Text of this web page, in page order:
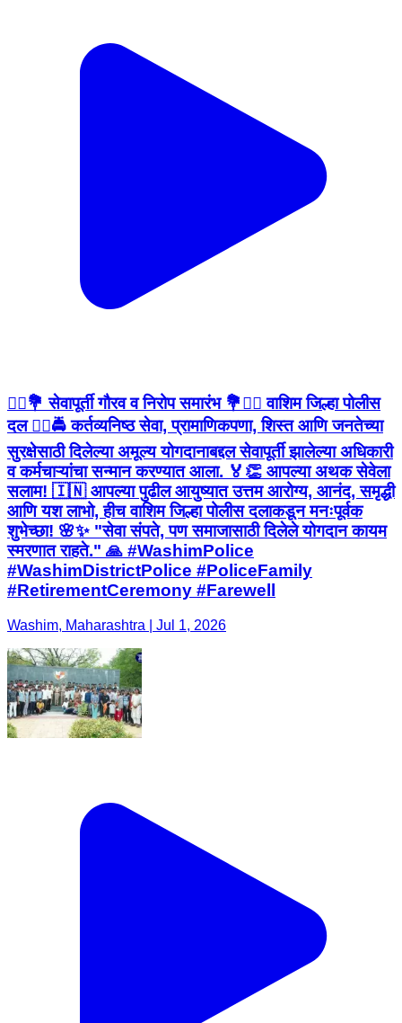
👮‍♂️💐 सेवापूर्ती गौरव व निरोप समारंभ 💐👮‍♀️ वाशिम जिल्हा पोलीस
दल 👮‍♂️🚔 कर्तव्यनिष्ठ सेवा, प्रामाणिकपणा, शिस्त आणि जनतेच्या
सुरक्षेसाठी दिलेल्या अमूल्य योगदानाबद्दल सेवापूर्ती झालेल्या अधिकारी
व कर्मचाऱ्यांचा सन्मान करण्यात आला. 🏅👏 आपल्या अथक सेवेला
सलाम! 🇮🇳 आपल्या पुढील आयुष्यात उत्तम आरोग्य, आनंद, समृद्धी
आणि यश लाभो, हीच वाशिम जिल्हा पोलीस दलाकडून मनःपूर्वक
शुभेच्छा! 🌸✨ "सेवा संपते, पण समाजासाठी दिलेले योगदान कायम
स्मरणात राहते." 🙏 #WashimPolice
#WashimDistrictPolice #PoliceFamily
#RetirementCeremony #Farewell
Washim, Maharashtra | Jul 1, 2026